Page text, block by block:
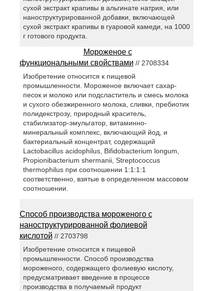
сухой экстракт крапивы в альгинате натрия, или
наноструктурированной добавки, включающей
сухой экстракт крапивы в гуаровой камеди, на 1000
г готового продукта.
Мороженое с
функциональными свойствами // 2708334
Изобретение относится к пищевой
промышленности. Мороженое включает сахар-
песок и молоко или подсластитель и смесь молока
и сухого обезжиренного молока, сливки, пребиотик
полидекстрозу, природный краситель,
стабилизатор-эмульгатор, витаминно-
минеральный комплекс, включающий йод, и
бактериальный концентрат, содержащий
Lactobacillus acidophilus, Bifidobacterium longum,
Propionibacterium shermanii, Streptococcus
thermophilus при соотношении 1:1:1:1
соответственно, взятые в определенном массовом
соотношении.
Способ производства мороженого с
наноструктурированной фолиевой
кислотой // 2703798
Изобретение относится к пищевой
промышленности. Способ производства
мороженого, содержащего фолиевую кислоту,
предусматривает введение в процессе
производства в получаемый продукт